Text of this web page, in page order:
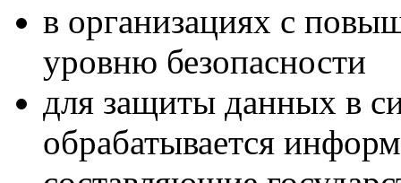
в организациях с
уровню безопасности
для защиты данных в
обрабатывается